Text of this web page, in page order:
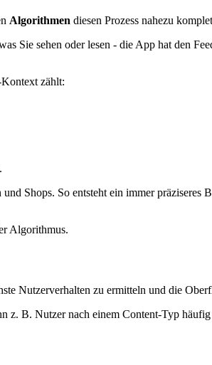
Algorithmen diesen Prozess nahezu
Sie sehen oder lesen - die App hat den
zählt:
Shops. So entsteht ein immer präziseres
Algorithmus.
Nutzerverhalten zu ermitteln und die
z. B. Nutzer nach einem Content-Typ